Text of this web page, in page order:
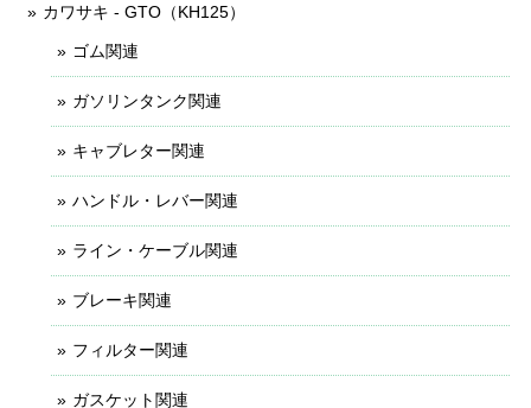
カワサキ - GTO（KH125）
ゴム関連
ガソリンタンク関連
キャブレター関連
ハンドル・レバー関連
ライン・ケーブル関連
ブレーキ関連
フィルター関連
ガスケット関連